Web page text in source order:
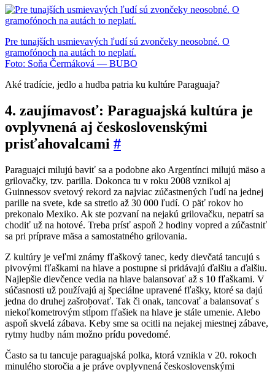
Pre tunajších usmievavých ľudí sú zvončeky neosobné. O
gramofónoch na autách to neplatí.
Foto: Soňa Čermáková — BUBO
Aké tradície, jedlo a hudba patria ku kultúre Paraguaja?
4. zaujímavosť: Paraguajská kultúra je
ovplyvnená aj československými
prisťahovalcami #
Paraguajci milujú baviť sa a podobne ako Argentínci milujú mäso a
grilovačky, tzv. parilla. Dokonca tu v roku 2008 vznikol aj
Guinnessov svetový rekord za najviac zúčastnených ľudí na jednej
parille na svete, kde sa stretlo až 30 000 ľudí. O päť rokov ho
prekonalo Mexiko. Ak ste pozvaní na nejakú grilovačku, nepatrí sa
chodiť už na hotové. Treba prísť aspoň 2 hodiny vopred a zúčastniť
sa pri príprave mäsa a samostatného grilovania.
Z kultúry je veľmi známy fľaškový tanec, kedy dievčatá tancujú s
pivovými fľaškami na hlave a postupne si pridávajú ďalšiu a ďalšiu.
Najlepšie dievčence vedia na hlave balansovať až s 10 fľaškami. V
súčasnosti už používajú aj špeciálne upravené fľašky, ktoré sa dajú
jedna do druhej zašrobovať. Tak či onak, tancovať a balansovať s
niekoľkometrovým stĺpom fľašiek na hlave je stále umenie. Alebo
aspoň skvelá zábava. Keby sme sa ocitli na nejakej miestnej zábave,
rytmy hudby nám možno prídu povedomé.
Často sa tu tancuje paraguajská polka, ktorá vznikla v 20. rokoch
minulého storočia a je práve ovplyvnená československými